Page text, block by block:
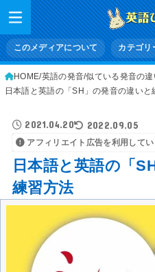
このメディアについて カテゴリ
HOME 英語の発音 似ている発音の違
日本語と英語の「SH」の発音の違いと
2021.04.20 2022.09.05
アフィリエイト広告を利用してい
日本語と英語の「
練習方法